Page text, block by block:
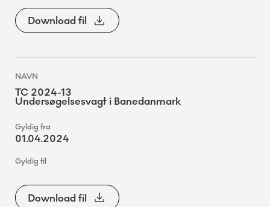
Download fil
TC 2024-13
Undersøgelsesvagt i Banedanmark
01.04.2024
Download fil